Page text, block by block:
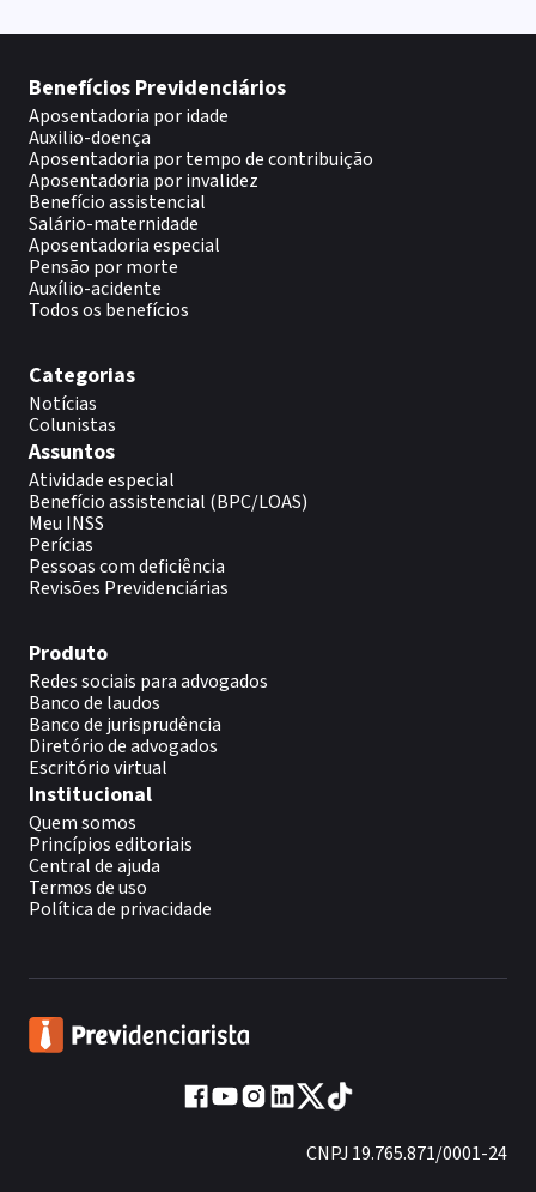
Benefícios Previdenciários
Aposentadoria por idade
Auxilio-doença
Aposentadoria por tempo de contribuição
Aposentadoria por invalidez
Benefício assistencial
Salário-maternidade
Aposentadoria especial
Pensão por morte
Auxílio-acidente
Todos os benefícios
Categorias
Notícias
Colunistas
Assuntos
Atividade especial
Benefício assistencial (BPC/LOAS)
Meu INSS
Perícias
Pessoas com deficiência
Revisões Previdenciárias
Produto
Redes sociais para advogados
Banco de laudos
Banco de jurisprudência
Diretório de advogados
Escritório virtual
Institucional
Quem somos
Princípios editoriais
Central de ajuda
Termos de uso
Política de privacidade
CNPJ 19.765.871/0001-24